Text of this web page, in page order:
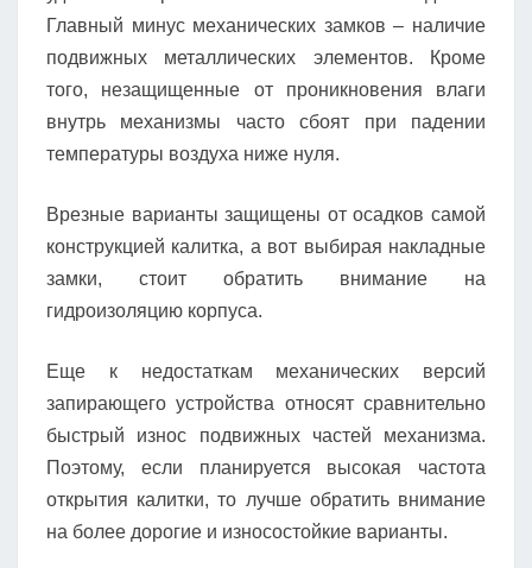
Главный минус механических замков – наличие
подвижных металлических элементов. Кроме
того, незащищенные от проникновения влаги
внутрь механизмы часто сбоят при падении
температуры воздуха ниже нуля.
Врезные варианты защищены от осадков самой
конструкцией калитка, а вот выбирая накладные
замки, стоит обратить внимание на
гидроизоляцию корпуса.
Еще к недостаткам механических версий
запирающего устройства относят сравнительно
быстрый износ подвижных частей механизма.
Поэтому, если планируется высокая частота
открытия калитки, то лучше обратить внимание
на более дорогие и износостойкие варианты.